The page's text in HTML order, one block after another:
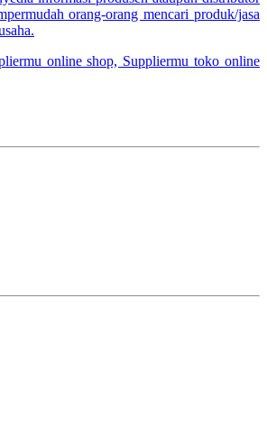
orang-orang mencari produk/jasa
online shop, Suppliermu toko online